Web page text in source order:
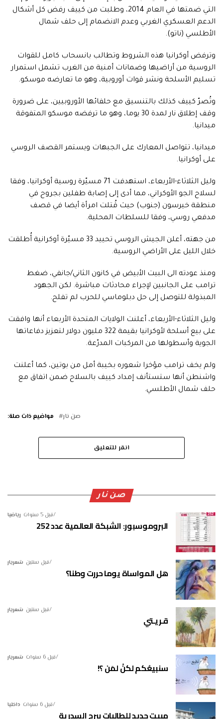
التي ضمتها في العام 2014، وطلبت من كييف رفض كل أشكال
الدعم العسكري الغربي وعدم الانضمام إلى حلف شمال
الأطلسي (ناتو).
وترفض أوكرانيا هذه الشروط وتطالب بانسحاب كامل للقوات
الروسية من أراضيها وضمانات أمنية من الغرب تشمل استمرار
تسليم الأسلحة ونشر قوات أوروبية، وهو ما تعارضه موسكو.
وتُصرّ كييف كذلك بالتنسيق مع حلفائها الأوروبيين، على ضرورة
وقف إطلاق نار لمدة 30 يوما، وهو ما ترفضه موسكو المتفوقة
ميدانيا.
ميدانيا، تتواصل المعارك على الجبهات ويستمر القصف الروسي
على أوكرانيا.
وليل الثلاثاء-الأربعاء، استهدفت 71 مسيّرة روسية أوكرانيا، وفقا
لسلاح الجو الأوكراني، مما أدى إلى إصابة طفلين بجروح في
منطقة خيرسون (جنوب) حيث قُتلت امرأة أيضا في قصف
مدفعي روسي، وفقا للسلطات المحلية.
من جهته، أعلن الجيش الروسي تحييد 33 مسيّرة أوكرانية أُطلقت
خلال الليل على الأراضي الروسية.
ومنذ عودته الى البيت الأبيض في كانون الثاني/جانفي، ضغط
ترامب على الجانبين لإجراء محادثات مباشرة. لكن الجهود
المبذولة للتوصل إلى حل دبلوماسي للحرب لم تفلح.
وليل الثلاثاء-الأربعاء، أعلنت الولايات المتحدة الأربعاء أنها وافقت
على بيع أسلحة لأوكرانيا بقيمة 322 مليون دولار لتعزيز دفاعاتها
الجوية وأسطولها من المركبات المدرّعة.
ولم يخف ترامب مؤخرا شعوره بخيبة أمل من بوتين، كما أعلنت
واشنطن أنها ستستأنف إمداد كييف بالسلاح ضمن اتفاق مع
حلف شمال الأطلسي.
مواضيع ذات صلة: صن نار
انقر للتعليق
صن نار
رياضيا قبل 5 سنوات
البروموسبور: الشبكة العالمية عدد 252
شعريار قبل سنتين
هل المواساة يوما حررت وطنا؟
شعريار قبل سنتين
قـريـتي
شعريار قبل 6 سنوات
سنبيعُكم لكنْ لمَن ؟!
داخليا قبل 6 سنوات
مبيت جديد للطالبات ببرج السدرية